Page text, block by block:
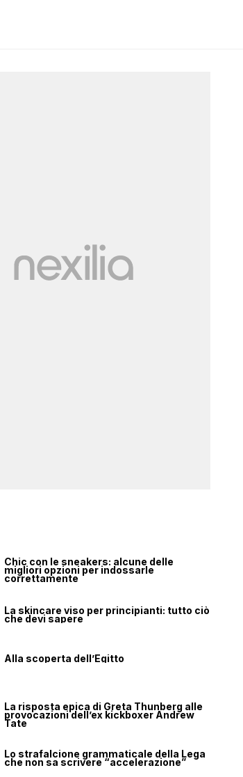
Chic con le sneakers: alcune delle
migliori opzioni per indossarle
correttamente
La skincare viso per principianti: tutto ciò
che devi sapere
Alla scoperta dell’Egitto
La risposta epica di Greta Thunberg alle
provocazioni dell’ex kickboxer Andrew
Tate
Lo strafalcione grammaticale della Lega
che non sa scrivere “accelerazione”